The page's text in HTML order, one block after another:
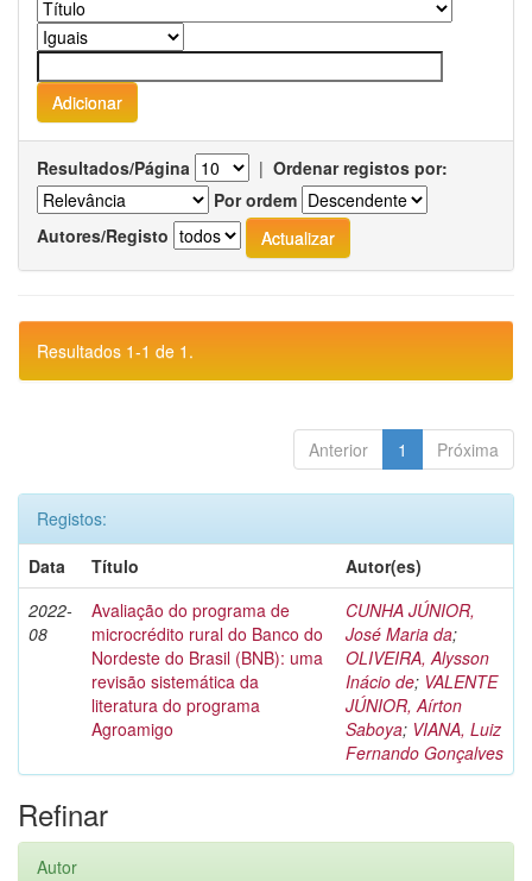
Resultados/Página | Ordenar registos por:
Por ordem
Autores/Registo
Resultados 1-1 de 1.
Anterior 1 Próxima
Registos:
Data
Título
Autor(es)
2022-
08
Avaliação do programa de
microcrédito rural do Banco do
Nordeste do Brasil (BNB): uma
revisão sistemática da
literatura do programa
Agroamigo
CUNHA JÚNIOR,
José Maria da;
OLIVEIRA, Alysson
Inácio de; VALENTE
JÚNIOR, Aírton
Saboya; VIANA, Luiz
Fernando Gonçalves
Refinar
Autor